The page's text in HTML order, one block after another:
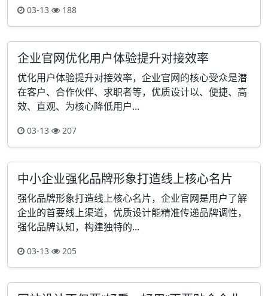
03-13 188
企业官网优化用户体验提升对接效率
优化用户体验提升对接效率，企业官网的核心受众是潜
在客户、合作伙伴、求职者等，优质设计以、便捷、高
效、直观、为核心降低用户...
03-13 207
中小企业强化品牌形象打造线上核心名片
强化品牌形象打造线上核心名片，企业官网是用户了解
企业的首要线上渠道，优质设计能精准传递品牌调性，
强化品牌认知，构建独特的...
03-13 205